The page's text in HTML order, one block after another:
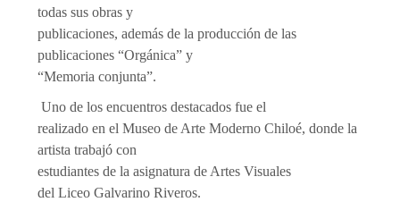
todas sus obras y
publicaciones, además de la producción de las
publicaciones “Orgánica” y
“Memoria conjunta”.
Uno de los encuentros destacados fue el
realizado en el Museo de Arte Moderno Chiloé, donde la
artista trabajó con
estudiantes de la asignatura de Artes Visuales
del Liceo Galvarino Riveros.